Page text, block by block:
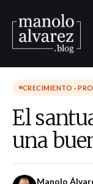
CRECIMIENTO ·
El
una
Manolo